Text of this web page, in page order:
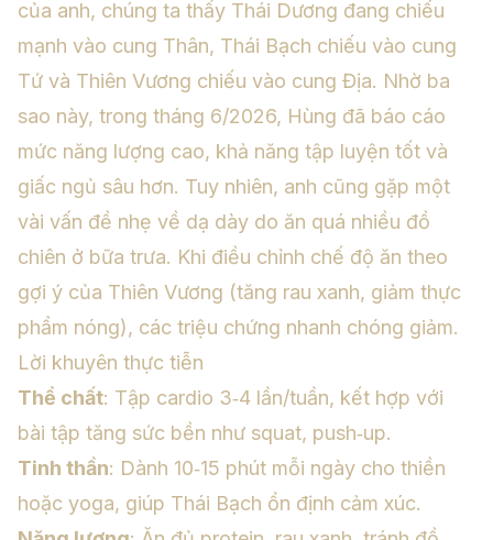
của anh, chúng ta thấy Thái Dương đang chiếu
mạnh vào cung Thân, Thái Bạch chiếu vào cung
Tứ và Thiên Vương chiếu vào cung Địa. Nhờ ba
sao này, trong tháng 6/2026, Hùng đã báo cáo
mức năng lượng cao, khả năng tập luyện tốt và
giấc ngủ sâu hơn. Tuy nhiên, anh cũng gặp một
vài vấn đề nhẹ về dạ dày do ăn quá nhiều đồ
chiên ở bữa trưa. Khi điều chỉnh chế độ ăn theo
gợi ý của Thiên Vương (tăng rau xanh, giảm thực
phẩm nóng), các triệu chứng nhanh chóng giảm.
Lời khuyên thực tiễn
Thể chất: Tập cardio 3‑4 lần/tuần, kết hợp với
bài tập tăng sức bền như squat, push‑up.
Tinh thần: Dành 10‑15 phút mỗi ngày cho thiền
hoặc yoga, giúp Thái Bạch ổn định cảm xúc.